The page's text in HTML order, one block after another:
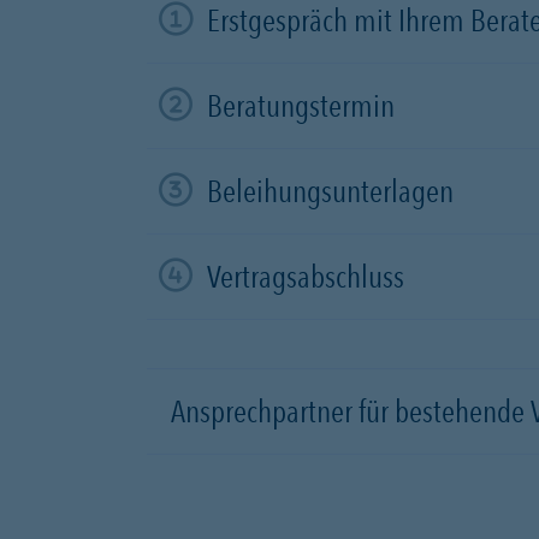
Erstgespräch mit Ihrem
Beratungstermin
Beleihungsunterlagen
Vertragsabschluss
Ansprechpartner für bestehende